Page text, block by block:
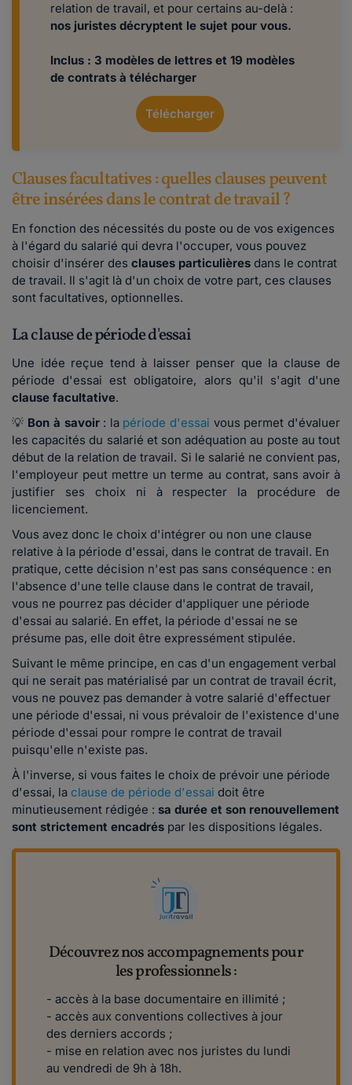
relation de travail, et pour certains au-delà :
nos juristes décryptent le sujet pour vous.
Inclus : 3 modèles de lettres et 19 modèles
de contrats à télécharger
Télécharger
Clauses facultatives : quelles clauses peuvent
être insérées dans le contrat de travail ?
En fonction des nécessités du poste ou de vos exigences
à l'égard du salarié qui devra l'occuper, vous pouvez
choisir d'insérer des clauses particulières dans le contrat
de travail. Il s'agit là d'un choix de votre part, ces clauses
sont facultatives, optionnelles.
La clause de période d'essai
Une idée reçue tend à laisser penser que la clause de
période d'essai est obligatoire, alors qu'il s'agit d'une
clause facultative.
💡 Bon à savoir : la période d'essai vous permet d'évaluer
les capacités du salarié et son adéquation au poste au tout
début de la relation de travail. Si le salarié ne convient pas,
l'employeur peut mettre un terme au contrat, sans avoir à
justifier ses choix ni à respecter la procédure de
licenciement.
Vous avez donc le choix d'intégrer ou non une clause
relative à la période d'essai, dans le contrat de travail. En
pratique, cette décision n'est pas sans conséquence : en
l'absence d'une telle clause dans le contrat de travail,
vous ne pourrez pas décider d'appliquer une période
d'essai au salarié. En effet, la période d'essai ne se
présume pas, elle doit être expressément stipulée.
Suivant le même principe, en cas d'un engagement verbal
qui ne serait pas matérialisé par un contrat de travail écrit,
vous ne pouvez pas demander à votre salarié d'effectuer
une période d'essai, ni vous prévaloir de l'existence d'une
période d'essai pour rompre le contrat de travail
puisqu'elle n'existe pas.
À l'inverse, si vous faites le choix de prévoir une période
d'essai, la clause de période d'essai doit être
minutieusement rédigée : sa durée et son renouvellement
sont strictement encadrés par les dispositions légales.
Découvrez nos accompagnements pour
les professionnels :
- accès à la base documentaire en illimité ;
- accès aux conventions collectives à jour
des derniers accords ;
- mise en relation avec nos juristes du lundi
au vendredi de 9h à 18h.